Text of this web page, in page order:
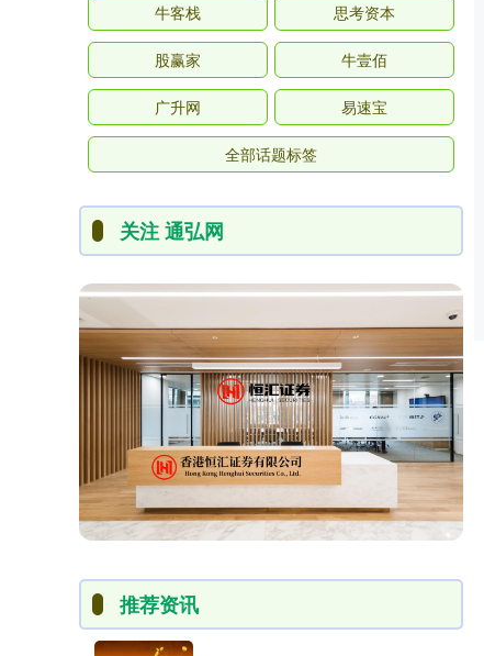
牛客栈 思考资本
股赢家 牛壹佰
广升网 易速宝
全部话题标签
关注 通弘网
推荐资讯